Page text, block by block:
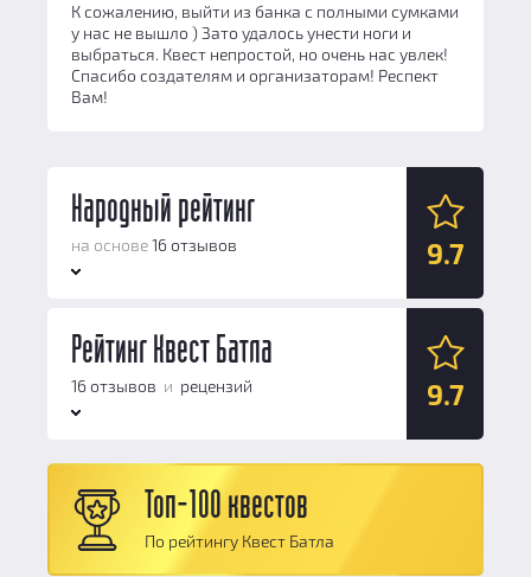
К сожалению, выйти из банка с полными сумками
у нас не вышло ) Зато удалось унести ноги и
выбраться. Квест непростой, но очень нас увлек!
Спасибо создателям и организаторам! Респект
Вам!
Народный рейтинг
на основе16 отзывов 9.7
Антураж: 9.5
Логические задачи:
Сюжет:
Персонал и безопасность:
Общий балл:
Рейтинг Квест Батла
16 отзывов и рецензий 9.7
Логические задачи:Топ-100 квестов
По рейтингу Квест Батла